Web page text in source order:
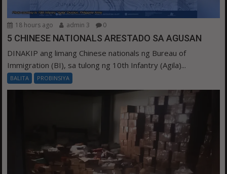
18 hours ago admin 3 0
5 CHINESE NATIONALS ARESTADO SA AGUSAN
DINAKIP ang limang Chinese nationals ng Bureau of
Immigration (BI), sa tulong ng 10th Infantry (Agila)...
BALITA PROBINSIYA